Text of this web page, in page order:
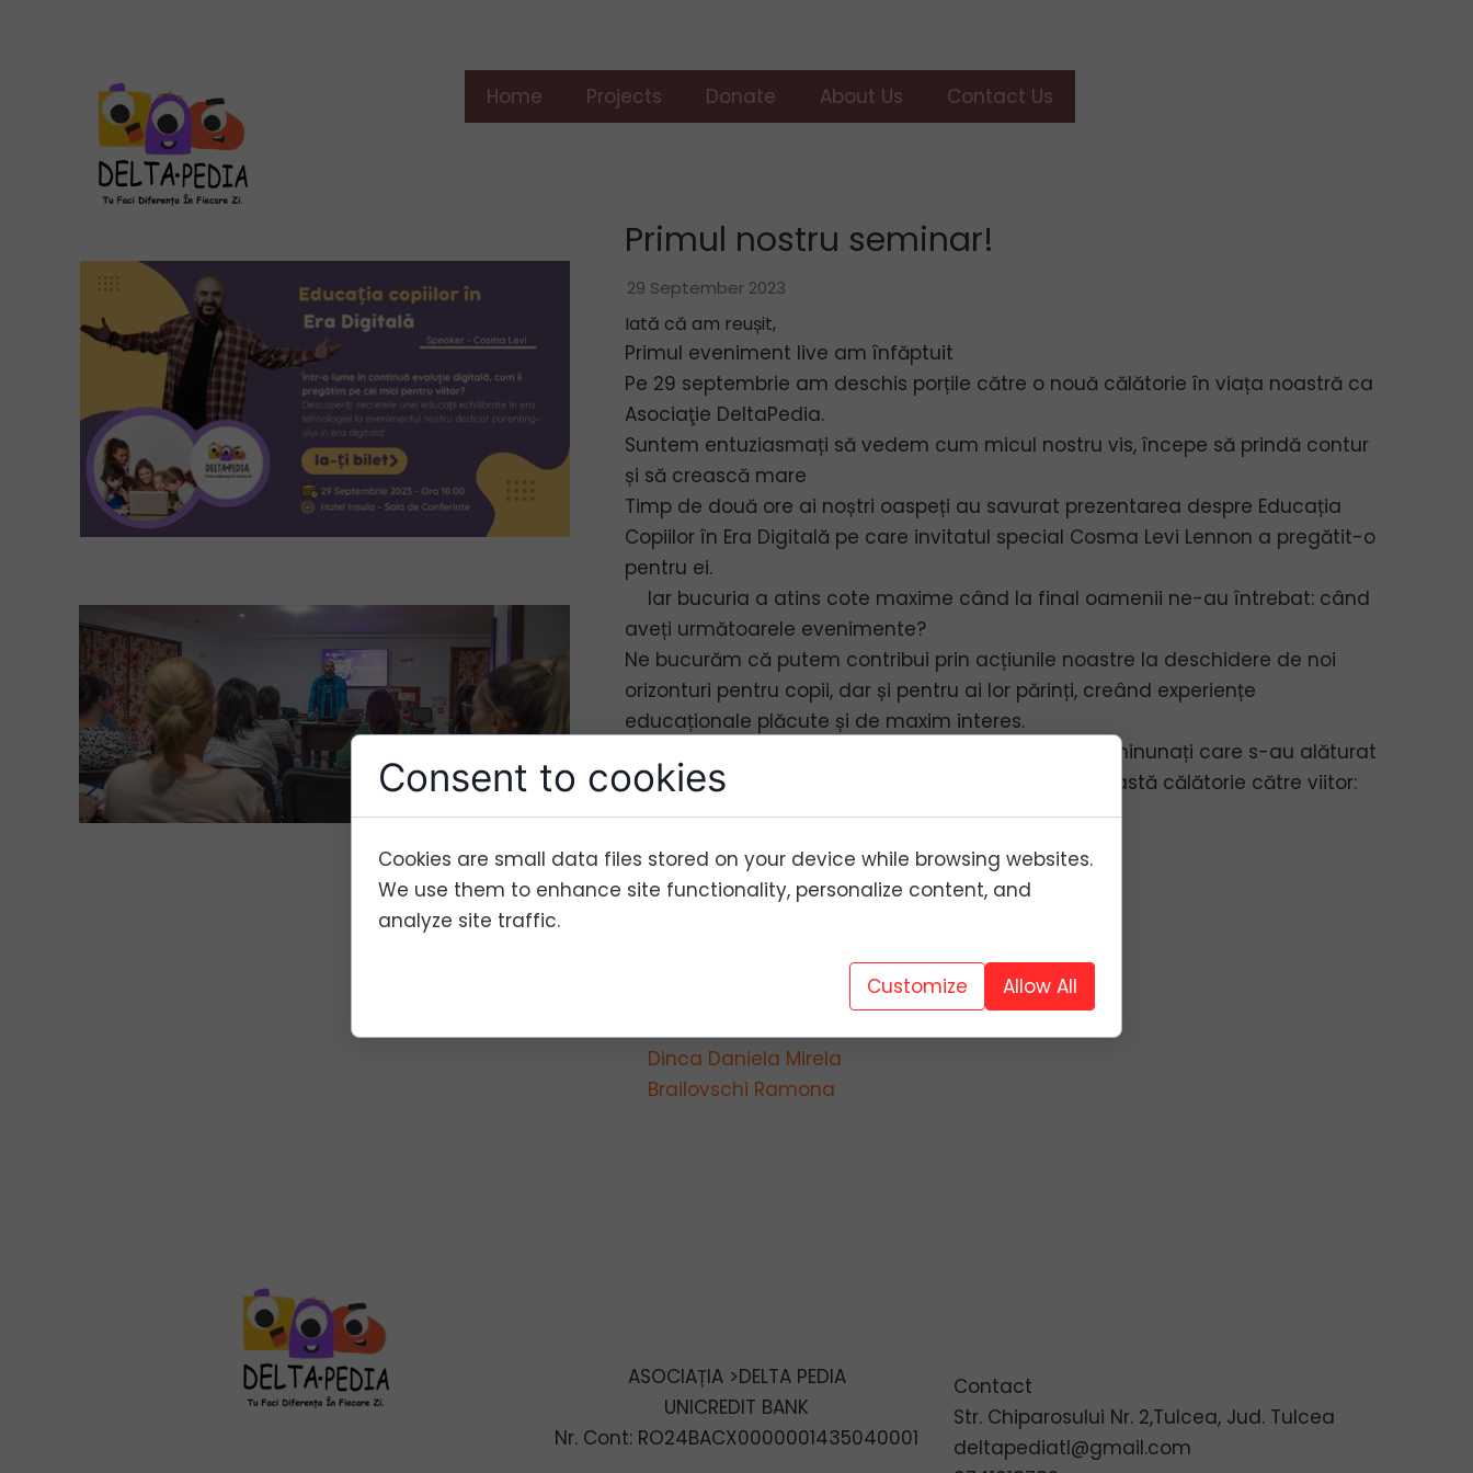
Home
Projects
Donate About Us Contact Us
Primul nostru seminar!
29 September 2023
Iată că am reușit,
Primul eveniment live am înfăptuit
Pe 29 septembrie am deschis porțile către o nouă călătorie în viața noastră ca
Asociaţie DeltaPedia.
Suntem entuziasmați să vedem cum micul nostru vis, începe să prindă contur
și să crească mare
Timp de două ore ai noștri oaspeți au savurat prezentarea despre Educația
Copiilor în Era Digitală pe care invitatul special Cosma Levi Lennon a pregătit-o
pentru ei.
Iar bucuria a atins cote maxime când la final oamenii ne-au întrebat: când
aveți următoarele evenimente?
Ne bucurăm că putem contribui prin acțiunile noastre la deschidere de noi
orizonturi pentru copii, dar și pentru ai lor părinți, creând experiențe
educaționale plăcute și de maxim interes.
Vreau pe această cale să mulțumesc oamenilor minunați care s-au alăturat
visului nostru încă de la început și ne sprijină în această călătorie către viitor:
Argentina Stamm
Valentin Arhipencu
Hotel Insula Tulcea
Dinca Daniela Mirela
Brailovschi Ramona
ASOCIAȚIA >DELTA PEDIA
UNICREDIT BANK
Nr. Cont: RO24BACX0000001435040001
Contact
Str. Chiparosului Nr. 2,Tulcea, Jud. Tulcea
deltapediatl@gmail.com
Consent to cookies
Cookies are small data files stored on your device while browsing websites.
We use them to enhance site functionality, personalize content, and
analyze site traffic.
Customize Allow All